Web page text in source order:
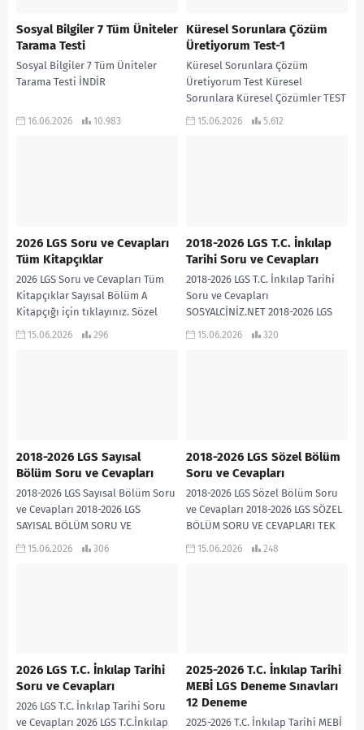
Sosyal Bilgiler 7 Tüm Üniteler
Tarama Testi
Sosyal Bilgiler 7 Tüm Üniteler
Tarama Testi İNDİR
16.06.2026 10.983
Küresel Sorunlara Çözüm
Üretiyorum Test-1
Küresel Sorunlara Çözüm
Üretiyorum Test Küresel
Sorunlara Küresel Çözümler TEST
1 İNDİR
15.06.2026 5.612
2026 LGS Soru ve Cevapları
Tüm Kitapçıklar
2026 LGS Soru ve Cevapları Tüm
Kitapçıklar Sayısal Bölüm A
Kitapçığı için tıklayınız. Sözel
Bölüm A Kitapçığı için tıklayınız.
15.06.2026 296
2018-2026 LGS T.C. İnkılap
Tarihi Soru ve Cevapları
2018-2026 LGS T.C. İnkılap Tarihi
Soru ve Cevapları
SOSYALCİNİZ.NET 2018-2026 LGS
T.C. İNKILAP TARİHİ SORU VE
15.06.2026 320
2018-2026 LGS Sayısal
Bölüm Soru ve Cevapları
2018-2026 LGS Sayısal Bölüm Soru
ve Cevapları 2018-2026 LGS
SAYISAL BÖLÜM SORU VE
CEVAPLARI TEK PDF
15.06.2026 306
2018-2026 LGS Sözel Bölüm
Soru ve Cevapları
2018-2026 LGS Sözel Bölüm Soru
ve Cevapları 2018-2026 LGS SÖZEL
BÖLÜM SORU VE CEVAPLARI TEK
PDF
15.06.2026 248
2026 LGS T.C. İnkılap Tarihi
Soru ve Cevapları
2026 LGS T.C. İnkılap Tarihi Soru
ve Cevapları 2026 LGS T.C.İnkılap
2025-2026 T.C. İnkılap Tarihi
MEBİ LGS Deneme Sınavları
12 Deneme
2025-2026 T.C. İnkılap Tarihi MEBİ